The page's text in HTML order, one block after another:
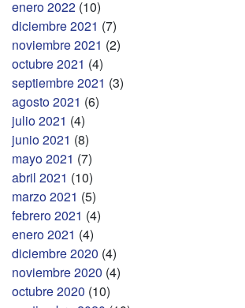
enero 2022 (10)
diciembre 2021 (7)
noviembre 2021 (2)
octubre 2021 (4)
septiembre 2021 (3)
agosto 2021 (6)
julio 2021 (4)
junio 2021 (8)
mayo 2021 (7)
abril 2021 (10)
marzo 2021 (5)
febrero 2021 (4)
enero 2021 (4)
diciembre 2020 (4)
noviembre 2020 (4)
octubre 2020 (10)